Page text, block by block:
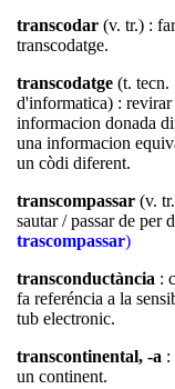
transcodar (v. tr.) :
transcodatge.
transcodatge (t. tecn.
d'informatica) : revirar
informacion donada
una informacion
un còdi diferent.
transcompassar (v.
sautar / passar de per
trascompassar)
transconductància :
fa referéncia a la
tub electronic.
transcontinental, -a :
un continent.